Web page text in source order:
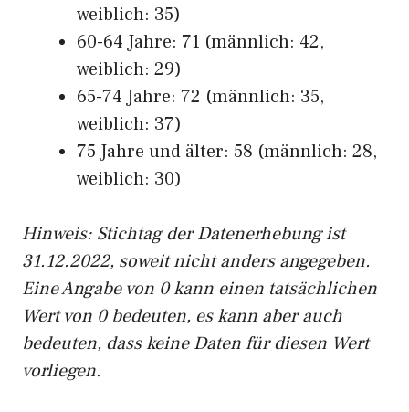
weiblich: 35)
60-64 Jahre: 71 (männlich: 42,
weiblich: 29)
65-74 Jahre: 72 (männlich: 35,
weiblich: 37)
75 Jahre und älter: 58 (männlich: 28,
weiblich: 30)
Hinweis: Stichtag der Datenerhebung ist
31.12.2022, soweit nicht anders angegeben.
Eine Angabe von 0 kann einen tatsächlichen
Wert von 0 bedeuten, es kann aber auch
bedeuten, dass keine Daten für diesen Wert
vorliegen.